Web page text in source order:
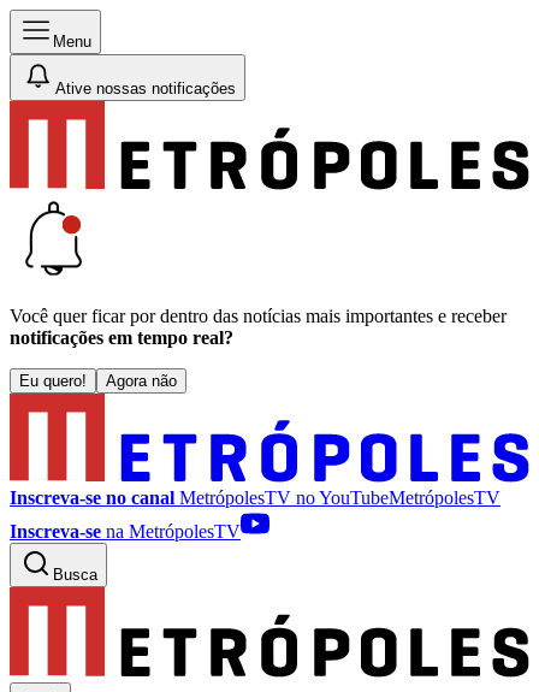
Menu
Ative nossas notificações
Você quer ficar por dentro das notícias mais importantes e receber
notificações em tempo real?
Eu quero! Agora não
Inscreva-se no canal MetrópolesTV noYouTubeMetrópolesTV
Inscreva-se na MetrópolesTV
Busca